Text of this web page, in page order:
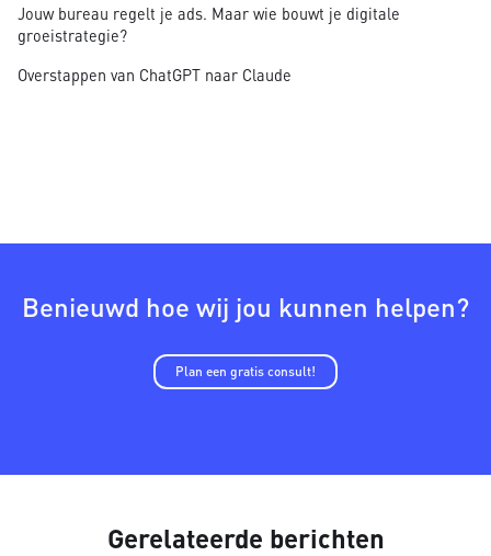
Jouw bureau regelt je ads. Maar wie bouwt je digitale
groeistrategie?
Overstappen van ChatGPT naar Claude
Benieuwd hoe wij jou kunnen helpen?
Plan een gratis consult!
Gerelateerde berichten